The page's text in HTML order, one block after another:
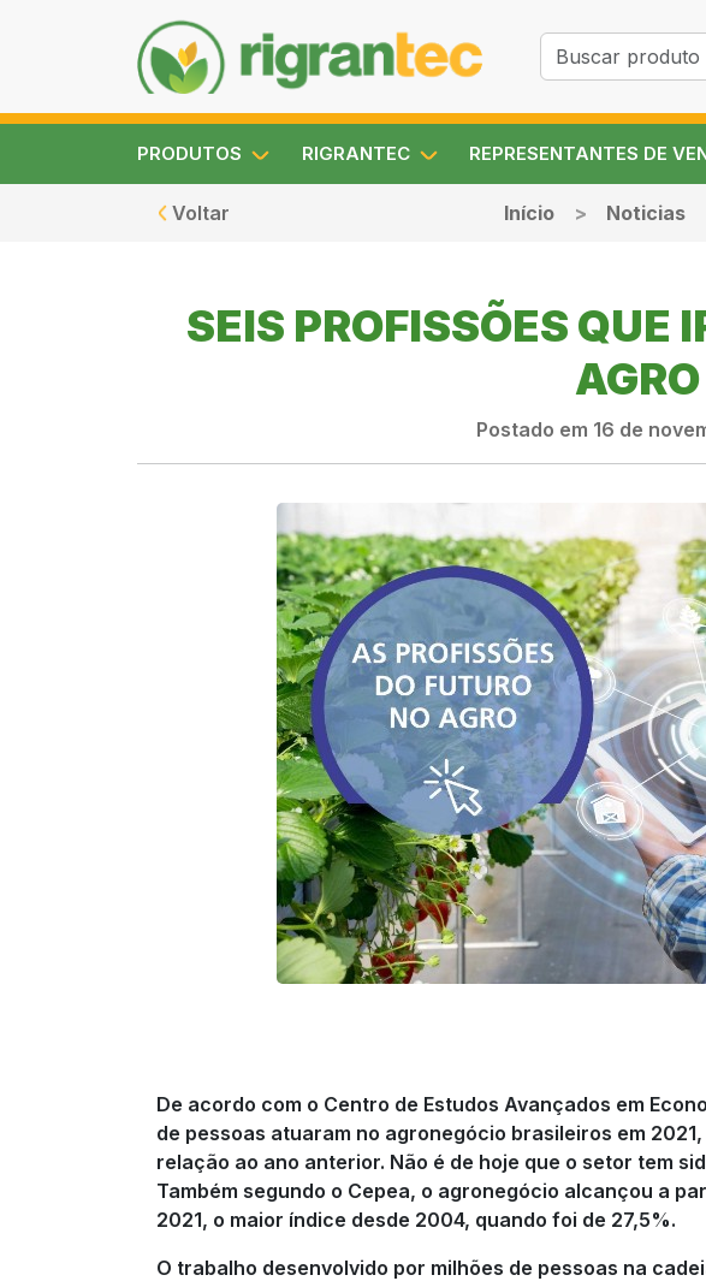
PRODUTOS RIGRANTEC REPRESENTANTES DE
Voltar Início Noticias
SEIS PROFISSÕES QUE
AGRO
Postado em 16 de
De acordo com o Centro de Estudos Avançados em
de pessoas atuaram no agronegócio brasileiros em
relação ao ano anterior. Não é de hoje que o setor tem
Também segundo o Cepea, o agronegócio alcançou a
2021, o maior índice desde 2004, quando foi de 27,5%.
O trabalho desenvolvido por milhões de pessoas na